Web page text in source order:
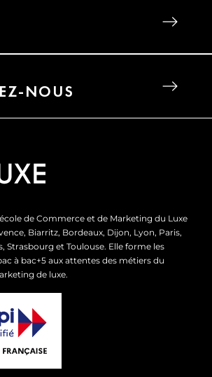
NOUS
école de Commerce et de Marketing du Luxe
Biarritz, Bordeaux, Dijon, Lyon, Paris,
Strasbourg et Toulouse. Elle forme les
à bac+5 aux attentes des métiers du
de luxe.